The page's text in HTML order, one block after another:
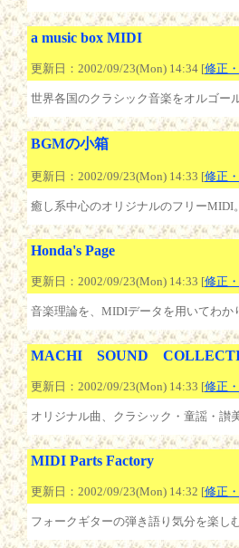
a music box MIDI
更新日：2002/09/23(Mon) 14:34 [修正
世界各国のクラシック音楽をオルゴー
BGMの小箱
更新日：2002/09/23(Mon) 14:33 [修正
癒し系中心のオリジナルのフリーMIDI。
Honda's Page
更新日：2002/09/23(Mon) 14:33 [修正
音楽理論を、MIDIデータを用いてわ
MACHI SOUND
更新日：2002/09/23(Mon) 14:33 [修正
オリジナル曲、クラシック・童謡・讃
MIDI Parts Factory
更新日：2002/09/23(Mon) 14:32 [修正
フォークギターの弾き語り気分を楽し